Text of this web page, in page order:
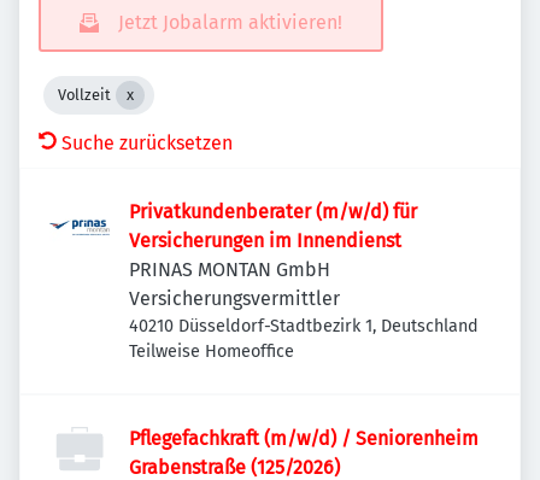
Jetzt Jobalarm aktivieren!
Vollzeit
Suche zurücksetzen
Privatkundenberater (m/w/d) für
Versicherungen im Innendienst
PRINAS MONTAN GmbH
Versicherungsvermittler
40210 Düsseldorf-Stadtbezirk 1, Deutschland
Teilweise Homeoffice
Pflegefachkraft (m/w/d) / Seniorenheim
Grabenstraße (125/2026)